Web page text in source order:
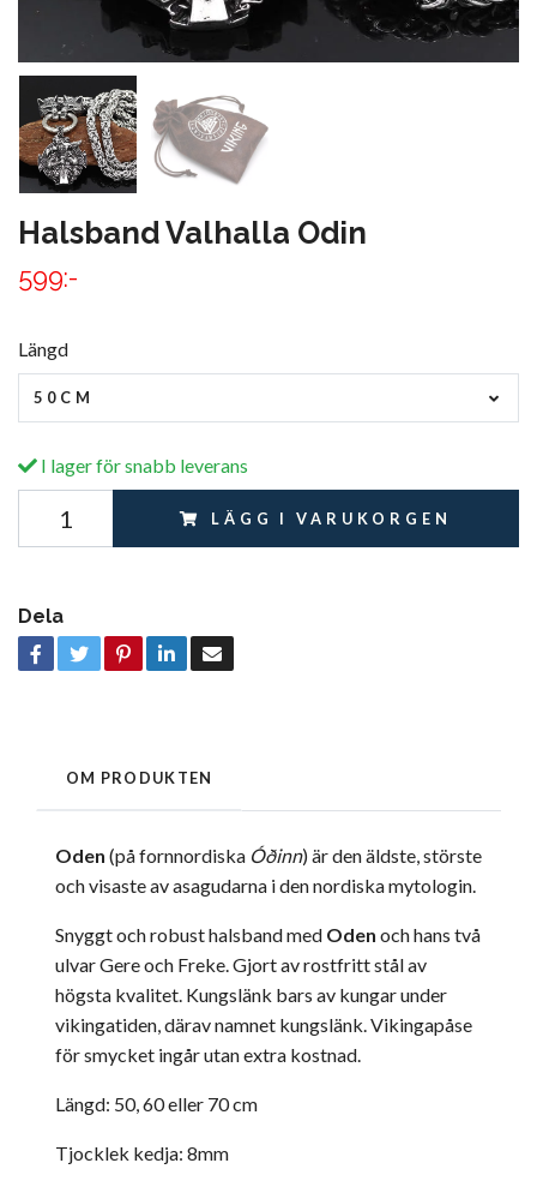
Halsband Valhalla Odin
599:-
Längd
50CM
I lager för snabb leverans
LÄGG I VARUKORGEN
Dela
OM PRODUKTEN
Oden (påfornnordiska Óðinn) är den äldste, störste
och visaste av asagudarna i den nordiska mytologin.
Snyggt och robust halsband med Oden och hans två
ulvar Gere och Freke. Gjort av rostfritt stål av
högsta kvalitet. Kungslänk bars av kungar under
vikingatiden, därav namnet kungslänk. Vikingapåse
för smycket ingår utan extra kostnad.
Längd: 50, 60 eller 70 cm
Tjocklek kedja: 8mm